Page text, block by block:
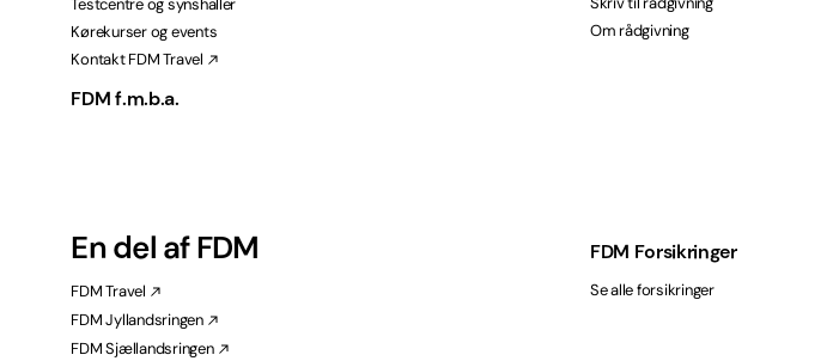
Kørekurser og events
Kontakt FDM Travel
FDM f.m.b.a.
En del af FDM
FDM Travel
FDM Jyllandsringen
FDM Sjællandsringen
Om rådgivning
FDM Forsikringer
Se alle forsikringer